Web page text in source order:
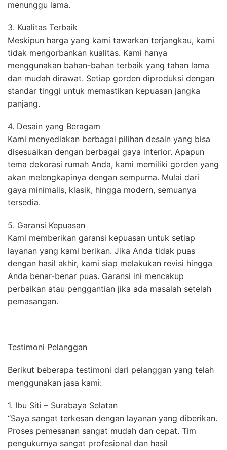
menunggu lama.
3. Kualitas Terbaik
Meskipun harga yang kami tawarkan terjangkau, kami
tidak mengorbankan kualitas. Kami hanya
menggunakan bahan-bahan terbaik yang tahan lama
dan mudah dirawat. Setiap gorden diproduksi dengan
standar tinggi untuk memastikan kepuasan jangka
panjang.
4. Desain yang Beragam
Kami menyediakan berbagai pilihan desain yang bisa
disesuaikan dengan berbagai gaya interior. Apapun
tema dekorasi rumah Anda, kami memiliki gorden yang
akan melengkapinya dengan sempurna. Mulai dari
gaya minimalis, klasik, hingga modern, semuanya
tersedia.
5. Garansi Kepuasan
Kami memberikan garansi kepuasan untuk setiap
layanan yang kami berikan. Jika Anda tidak puas
dengan hasil akhir, kami siap melakukan revisi hingga
Anda benar-benar puas. Garansi ini mencakup
perbaikan atau penggantian jika ada masalah setelah
pemasangan.
Testimoni Pelanggan
Berikut beberapa testimoni dari pelanggan yang telah
menggunakan jasa kami:
1. Ibu Siti – Surabaya Selatan
“Saya sangat terkesan dengan layanan yang diberikan.
Proses pemesanan sangat mudah dan cepat. Tim
pengukurnya sangat profesional dan hasil